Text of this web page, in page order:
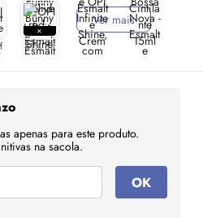
41% off
Ver mais
apenas para este produto.
na sacola.
OK